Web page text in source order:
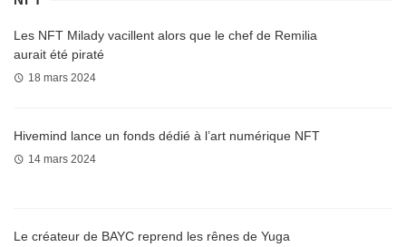
Les NFT Milady vacillent alors que le chef de Remilia
aurait été piraté
18 mars 2024
Hivemind lance un fonds dédié à l’art numérique NFT
14 mars 2024
Le créateur de BAYC reprend les rênes de Yuga